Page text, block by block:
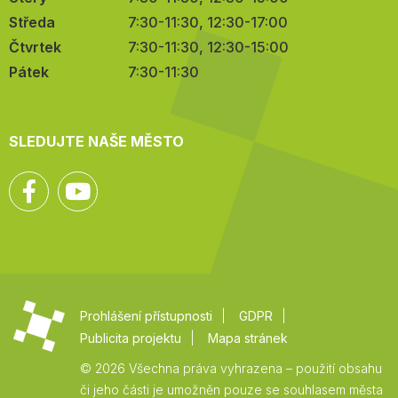
Středa
7:30-11:30, 12:30-17:00
Čtvrtek
7:30-11:30, 12:30-15:00
Pátek
7:30-11:30
SLEDUJTE NAŠE MĚSTO
Facebook
Prohlášení přístupnosti
GDPR
Publicita projektu
Mapa stránek
© 2026 Všechna práva vyhrazena – použití obsahu
či jeho části je umožněn pouze se souhlasem města